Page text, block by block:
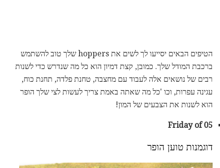
הטיפים הבאים יסייעו לך לשים את hoppers שלך טוב להשתמש
ברכבת המודל שלך. כמובן, קצת דמיון הוא כל מה שנדרש כדי לשנות
רבים של נושאים אלה לעבוד עם מחצבה, טחנת פלדה, תחנת כוח,
עגינה עפרות, וכו 'כל מה שאתה באמת צריך לעשות לצי שלך הופר
הוא לשנות את הצבעים של המון!
Friday of 05
דוגמנות טוען הופר